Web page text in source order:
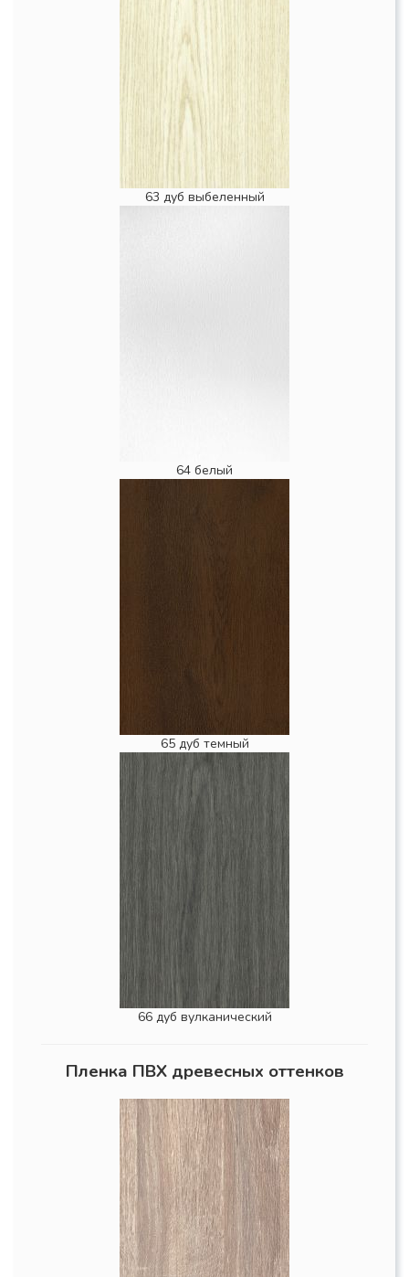
63 дуб выбеленный
64 белый
65 дуб темный
66 дуб вулканический
Пленка ПВХ древесных оттенков